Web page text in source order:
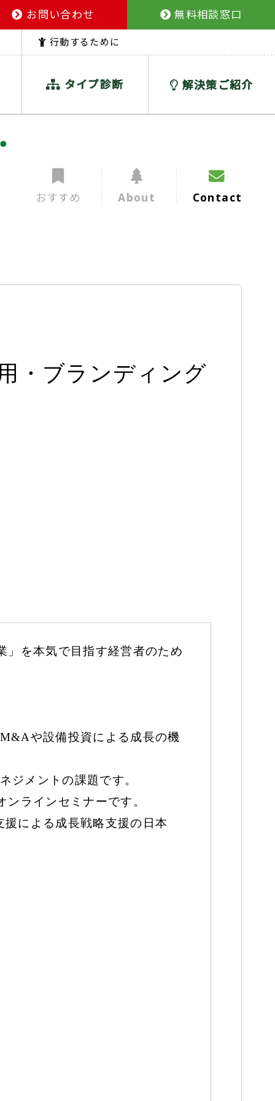
お問い合わせ 無料相談窓口
行動するために
タイプ診断 解決策ご紹介
おすすめ About Contact
・ブランディング
を本気で目指す経営者のため
や設備投資による成長の機
ジメントの課題です。
ラインセミナーです。
による成長戦略支援の日本